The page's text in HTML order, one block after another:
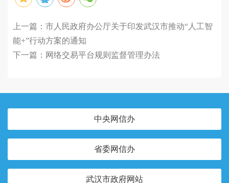
上一篇： 市人民政府办公厅关于印发武汉市推动“人工智
能+”行动方案的通知
下一篇： 网络交易平台规则监督管理办法
中央网信办
省委网信办
武汉市政府网站